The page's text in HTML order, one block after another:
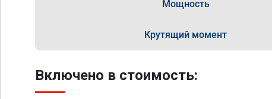
Мощность
Крутящий момент
Включено в стоимость: